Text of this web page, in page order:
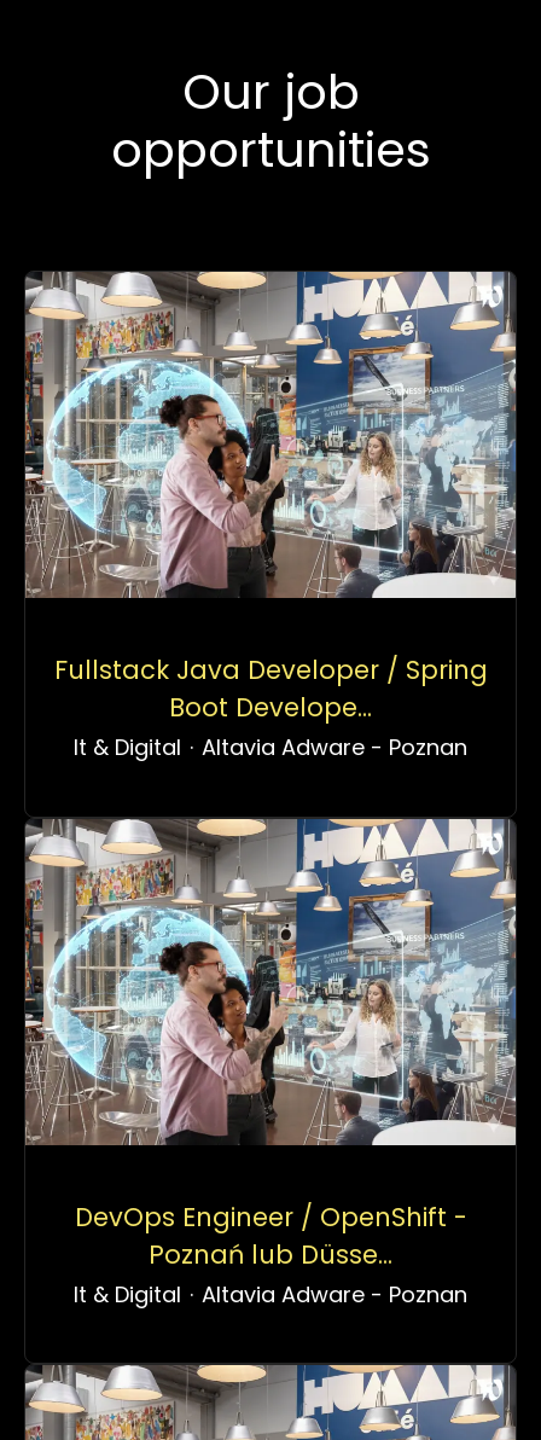
Our job
opportunities
Fullstack Java Developer / Spring
Boot Develope...
It & Digital · Altavia Adware - Poznan
DevOps Engineer / OpenShift -
Poznań lub Düsse...
It & Digital · Altavia Adware - Poznan